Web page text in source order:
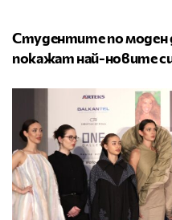
Студентите по моден
покажат най-новите